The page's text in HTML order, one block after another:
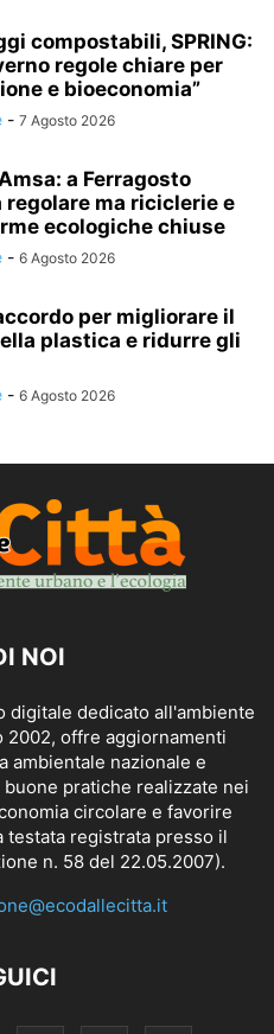
compostabili, SPRING:
regole chiare per
e bioeconomia”
- 7 Agosto 2026
a Ferragosto
regolare ma riciclerie e
ecologiche chiuse
- 6 Agosto 2026
per migliorare il
plastica e ridurre gli
- 6 Agosto 2026
NOI
digitale dedicato all'ambiente
2002, offre aggiornamenti
ambientale nazionale e
pratiche realizzate nei
circolare e favorire
testata registrata presso il
n. 58 del 22.05.2007).